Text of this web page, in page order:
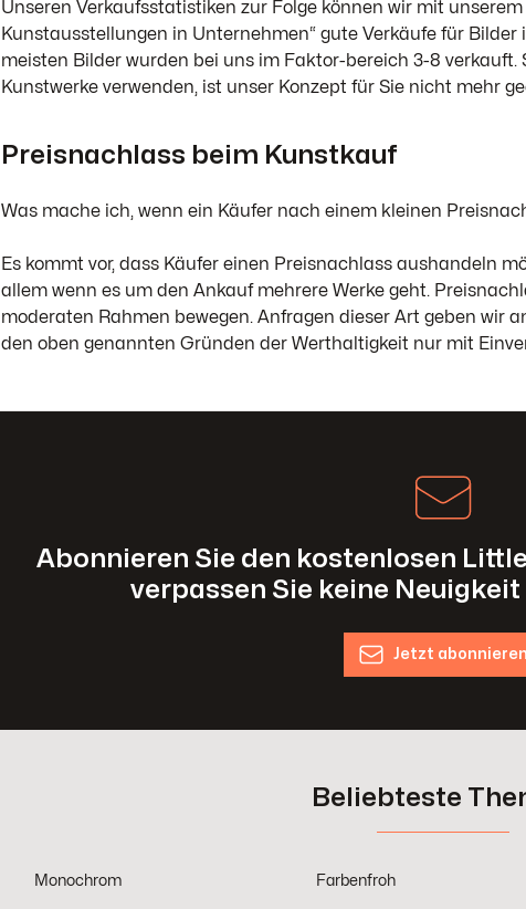
Unseren Verkaufsstatistiken zur Folge können wir mit
Kunstausstellungen in Unternehmen“ gute Verkäufe für Bilder
meisten Bilder wurden bei uns im Faktor-bereich 3-8 verkauft.
Kunstwerke verwenden, ist unser Konzept für Sie nicht mehr
Preisnachlass beim Kunstkauf
Was mache ich, wenn ein Käufer nach einem kleinen
Es kommt vor, dass Käufer einen Preisnachlass aushandeln
allem wenn es um den Ankauf mehrere Werke geht.
moderaten Rahmen bewegen. Anfragen dieser Art geben wir
den oben genannten Gründen der Werthaltigkeit nur mit
Abonnieren Sie den kostenlosen
verpassen Sie keine
Jetzt abonnieren
Beliebteste
Monochrom Farbenfroh